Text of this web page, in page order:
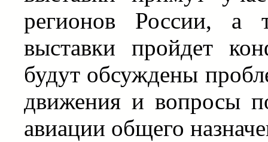
регионов России, а
выставки пройдет
будут обсуждены
движения и вопросы
авиации общего